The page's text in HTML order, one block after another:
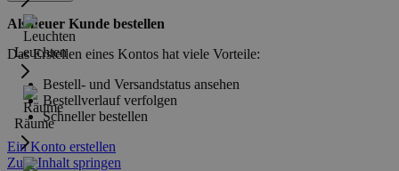
Leuchten
Räume
Als neuer Kunde bestellen
Das Erstellen eines Kontos hat viele Vorteile:
Bestell- und Versandstatus ansehen
Bestellverlauf verfolgen
Schneller bestellen
Ein Konto erstellen
Zum Inhalt springen